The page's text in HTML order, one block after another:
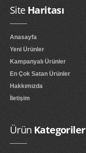
SiteHaritası
Anasayfa
Yeni Ürünler
Kampanyalı Ürünler
En Çok Satan Ürünler
Hakkımızda
İletişim
Ürün Kategoriler